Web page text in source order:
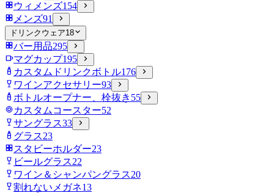
ウィメンズ154
メンズ91
ドリンクウェア18
バー用品295
マグカップ195
カスタムドリンクボトル176
ワインアクセサリー93
ボトルオープナー、栓抜き 55
カスタムコースター52
サングラス33
グラス23
スタビーホルダー23
ビールグラス22
ワイン＆シャンパングラス20
割れないメガネ13